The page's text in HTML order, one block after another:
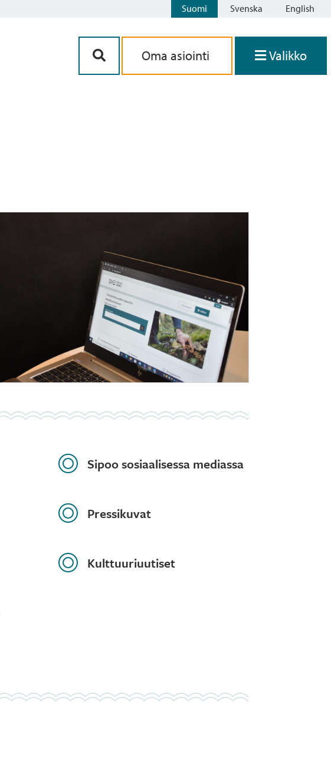
Suomi Svenska English
Oma asiointi Valikko
Sipoo sosiaalisessa mediassa
Pressikuvat
Kulttuuriuutiset